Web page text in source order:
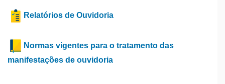
Relatórios de Ouvidoria
Normas vigentes para o tratamento das
manifestações de ouvidoria